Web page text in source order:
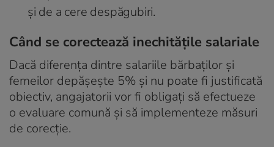
și de a cere despăgubiri.
Când se corectează inechitățile salariale
Dacă diferența dintre salariile bărbaților și
femeilor depășește 5% și nu poate fi justificată
obiectiv, angajatorii vor fi obligați să efectueze
o evaluare comună și să implementeze măsuri
de corecție.